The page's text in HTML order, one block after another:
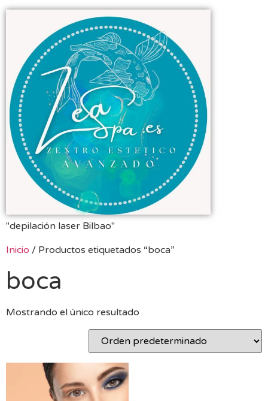
"depilación laser Bilbao"
Inicio / Productos etiquetados “boca”
boca
Mostrando el único resultado